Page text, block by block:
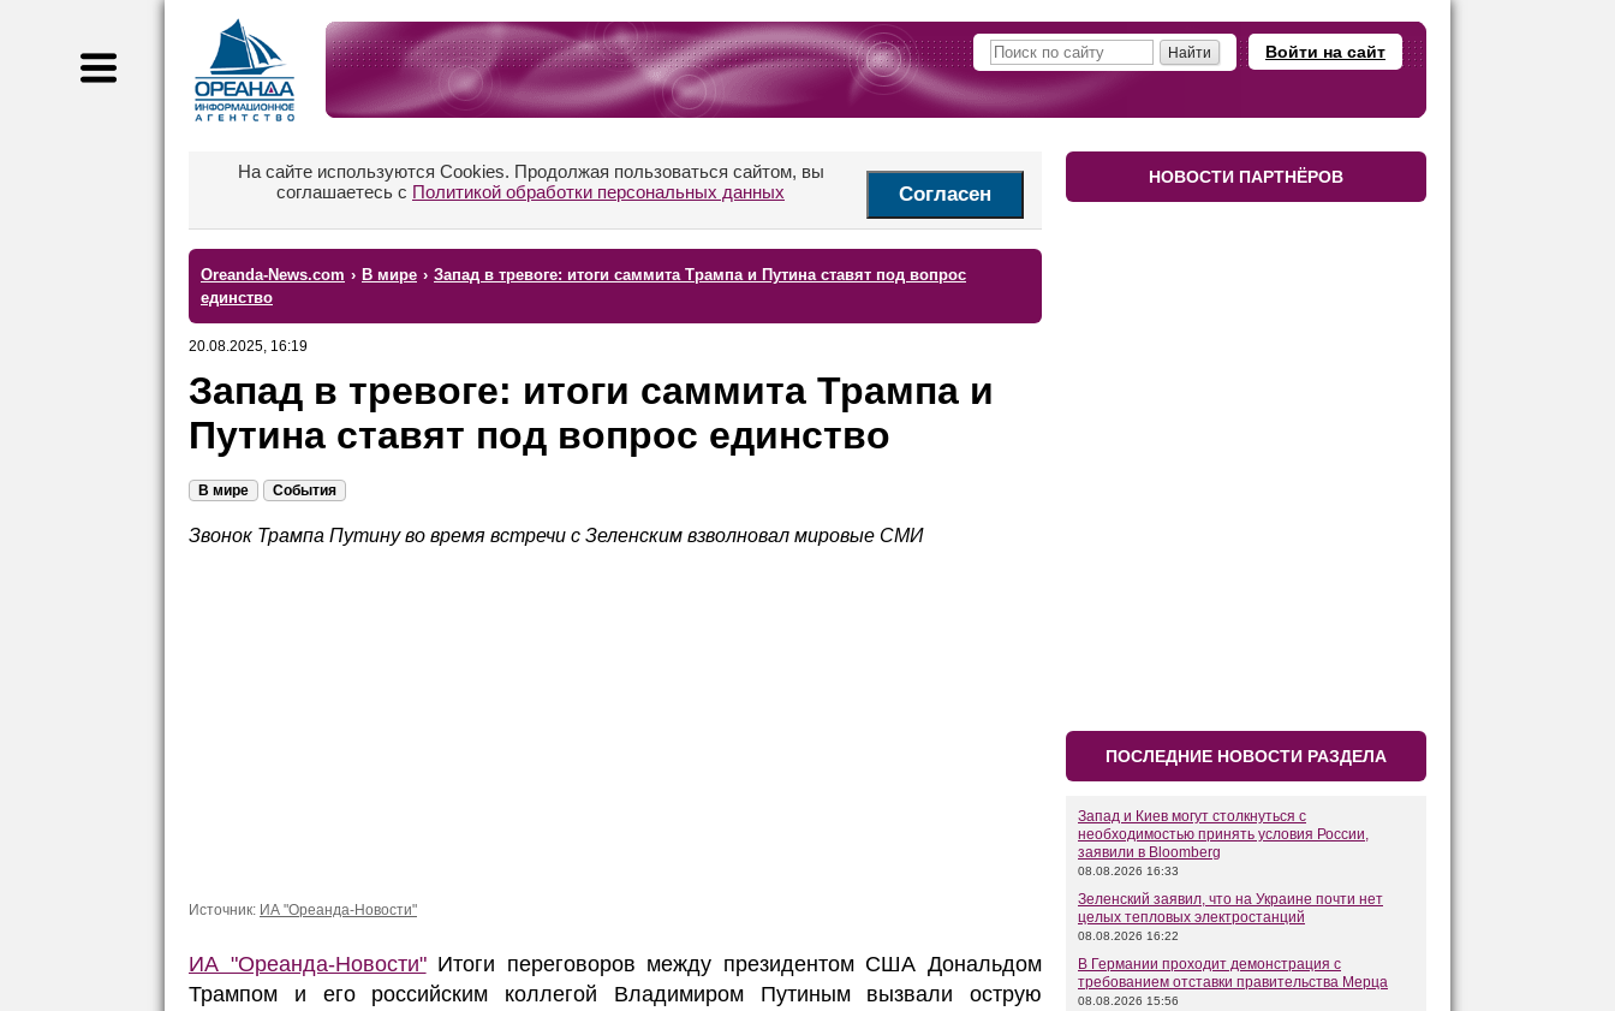
Войти на сайт
На сайте используются Cookies. Продолжая пользоваться сайтом, вы
соглашаетесь с Политикой обработки персональных данных Согласен
Oreanda-News.com › В мире › Запад в тревоге: итоги саммита Трампа и Путина ставят под вопрос
единство
20.08.2025, 16:19
Запад в тревоге: итоги саммита Трампа и
Путина ставят под вопрос единство
В мире События
Звонок Трампа Путину во время встречи с Зеленским взволновал мировые СМИ
Источник: ИА "Ореанда-Новости"
ИА "Ореанда-Новости"Итоги переговоров между президентом США Дональдом
Трампом и его российским коллегой Владимиром Путиным вызвали острую
НОВОСТИ ПАРТНЁРОВ
ПОСЛЕДНИЕ НОВОСТИ РАЗДЕЛА
Запад и Киев могут столкнуться с
необходимостью принять условия России,
заявили в Bloomberg
08.08.2026 16:33
Зеленский заявил, что на Украине почти нет
целых тепловых электростанций
08.08.2026 16:22
В Германии проходит демонстрация с
требованием отставки правительства Мерца
08.08.2026 15:56